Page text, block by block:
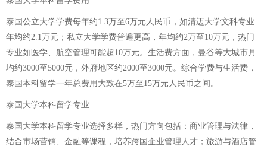
泰国公立大学学费每年约1.3万至6万元人民币，如清迈大学文科专业
年均约2.1万元；私立大学学费普遍更高，年均约2万至10万元，热门
专业如医学、航空管理可能超10万元。生活费方面，曼谷等大城市月
均约3000至5000元，外府地区约2000至3000元。综合学费与生活费，
泰国本科留学一年总费用大致在5万至15万元人民币之间。
泰国大学本科留学专业
泰国大学本科留学专业选择多样，热门方向包括：商业管理与法律，
结合市场营销、金融等课程，培养跨国企业管理人才；旅游与酒店管